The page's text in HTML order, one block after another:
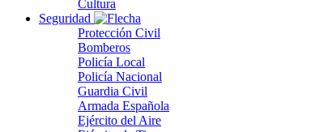
Cultura
Seguridad
Protección Civil
Bomberos
Policía Local
Policía Nacional
Guardia Civil
Armada Española
Ejército del Aire